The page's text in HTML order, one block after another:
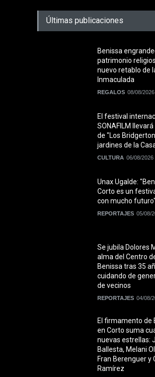
Últimas publicaciones
Benissa
patrimonio
nuevo retablo de
Inmaculada
REGALOS 08/08/2026
El festival
SONAFILM
de "Los
jardines de la
CULTURA 06/08/2026
Unax Ugalde:
Corto es un
con mucho futuro"
REPORTAJES 05/08/
Se jubila Dolores
alma del Centro
Benissa tras 35
cuidando de
de vecinos
REPORTAJES 04/08/
El firmamento de
en Corto suma
nuevas estrellas:
Ballesta, Melani
Fran Berenguer y
Ramírez